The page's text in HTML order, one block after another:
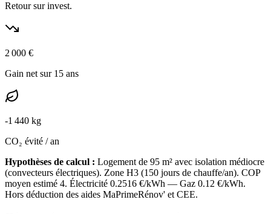
Retour sur invest.
2 000 €
Gain net sur 15 ans
-1 440 kg
CO₂ évité / an
Hypothèses de calcul : Logement de 95 m² avec isolation médiocre
(convecteurs électriques). Zone H3 (150 jours de chauffe/an). COP
moyen estimé 4. Électricité 0.2516 €/kWh — Gaz 0.12 €/kWh.
Hors déduction des aides MaPrimeRénov' et CEE.